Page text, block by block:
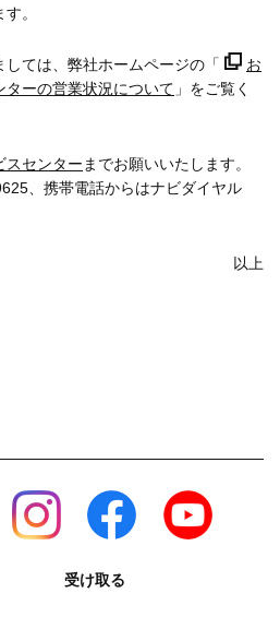
。
ては、弊社ホームページの「
お
ーの営業状況について 」をご覧く
スセンター までお願いいたします。
、携帯電話からはナビダイヤル
以上
受け取る